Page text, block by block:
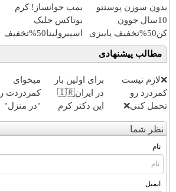
بدون سوزن پوستتو
10سال جوون
کن50%تخفیف پاییزی
بمب جوانساز! کرم
بوتاکس جلبک
اسپیرولینا50%تخفیف
مطالب پیشنهادی
❌لازم نیست
کمردرد رو
تحمل کنی❌
جراحی و قرص
(پرسشنامه)
برای اولین بار
در ایران🇮🇷
این دکتر کرم
میخوای
کمردردت
"در منزل"
نظر شما
نام
ایمیل